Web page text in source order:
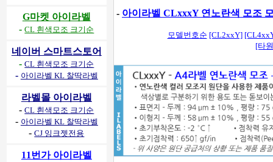
G마켓 아이라벨
-CL 흰색모조 크기순
네이버 스마트스토어
-CL 흰색모조 크기순
- 아이라벨 KL 찰딱라벨
라벨몰 아이라벨
-CL 흰색모조 크기순
- 아이라벨 KL 찰딱라벨
-CJ 잉크젯전용
11번가 아이라벨
- 아이라벨 CLxxxY 연노란색 모조
모델번호순 [CL2xxY]
[타